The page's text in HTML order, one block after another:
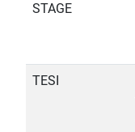
STAGE
TESI